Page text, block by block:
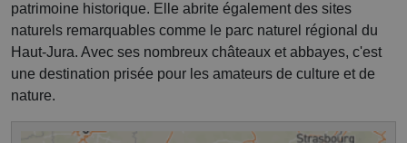
patrimoine historique. Elle abrite également des sites
naturels remarquables comme le parc naturel régional du
Haut-Jura. Avec ses nombreux châteaux et abbayes, c'est
une destination prisée pour les amateurs de culture et de
nature.